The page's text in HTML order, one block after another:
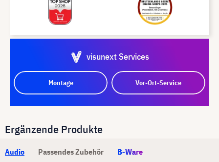
visunext Services
Montage Vor-Ort-Service
Ergänzende Produkte
Audio Passendes Zubehör B-Ware